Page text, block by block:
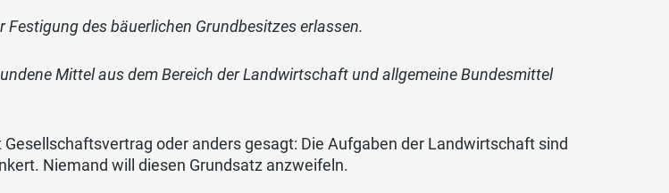
Festigung des bäuerlichen Grundbesitzes erlassen.
Mittel aus dem Bereich der Landwirtschaft und allgemeine Bundesmittel
oder anders gesagt: Die Aufgaben der Landwirtschaft sind
Niemand will diesen Grundsatz anzweifeln.